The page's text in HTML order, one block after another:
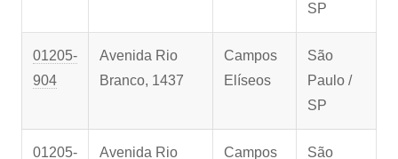
SP
01205-
904
Avenida Rio
Branco, 1437
Campos
Elíseos
São
Paulo /
SP
01205- Avenida Rio Campos São